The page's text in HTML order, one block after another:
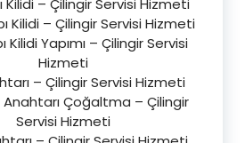
Kilidi – Çilingir Servisi Hizmeti
Kilidi – Çilingir Servisi Hizmeti
Kilidi Yapımı – Çilingir Servisi
Hizmeti
– Çilingir Servisi Hizmeti
Anahtarı Çoğaltma – Çilingir
Servisi Hizmeti